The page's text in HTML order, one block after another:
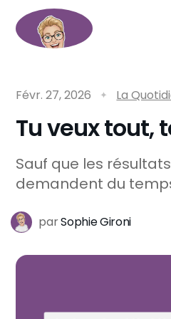
Févr. 27, 2026 La
Tu veux tout,
Sauf que les
demandent du
parSophie Gironi